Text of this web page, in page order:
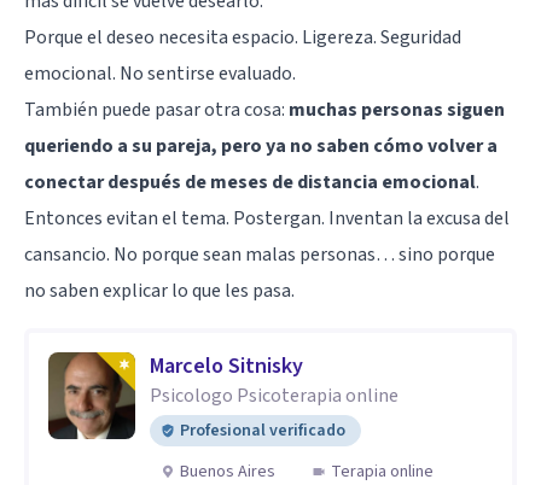
Porque el deseo necesita espacio. Ligereza. Seguridad
emocional. No sentirse evaluado.
También puede pasar otra cosa: muchas personas siguen
queriendo a su pareja, pero ya no saben cómo volver a
conectar después de meses de distancia emocional.
Entonces evitan el tema. Postergan. Inventan la excusa del
cansancio. No porque sean malas personas… sino porque
no saben explicar lo que les pasa.
Marcelo Sitnisky
Psicologo Psicoterapia online
Profesional verificado
Buenos Aires
Terapia online